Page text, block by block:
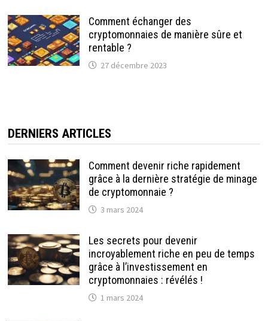
Comment échanger des
cryptomonnaies de manière sûre et
rentable ?
27 décembre 2023
DERNIERS ARTICLES
Comment devenir riche rapidement
grâce à la dernière stratégie de minage
de cryptomonnaie ?
3 mars 2024
Les secrets pour devenir
incroyablement riche en peu de temps
grâce à l’investissement en
cryptomonnaies : révélés !
1 mars 2024